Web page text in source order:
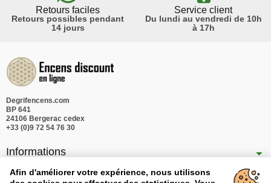
Retours faciles
Retours possibles pendant
14 jours
Service client
Du lundi au vendredi de 10h
à 17h
Degrifencens.com
BP 641
24106 Bergerac cedex
+33 (0)9 72 54 76 30
Informations
Nos produits
Afin d'améliorer votre expérience, nous utilisons